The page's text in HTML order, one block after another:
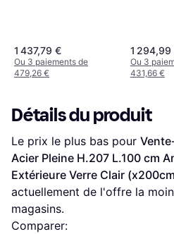
1 437,79 €
Ou 3 paiements de
479,26 €
1 294,99
Ou 3
431,66 €
Détails du produit
Le prix le plus bas pour
Acier Pleine H.207 L.100 cm
Extérieure Verre Clair
actuellement de l'offre la
magasins.
Comparer: